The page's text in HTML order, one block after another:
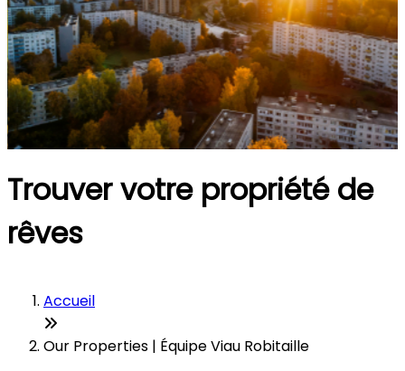
Trouver votre propriété de
rêves
Accueil
Our Properties | Équipe Viau Robitaille